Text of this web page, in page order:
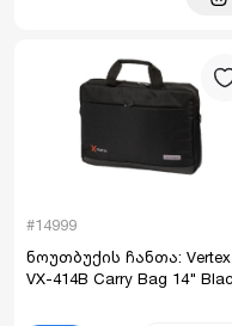
#14999
ნოუთბუქის ჩანთა: Vertex
VX-414B Carry Bag 14"